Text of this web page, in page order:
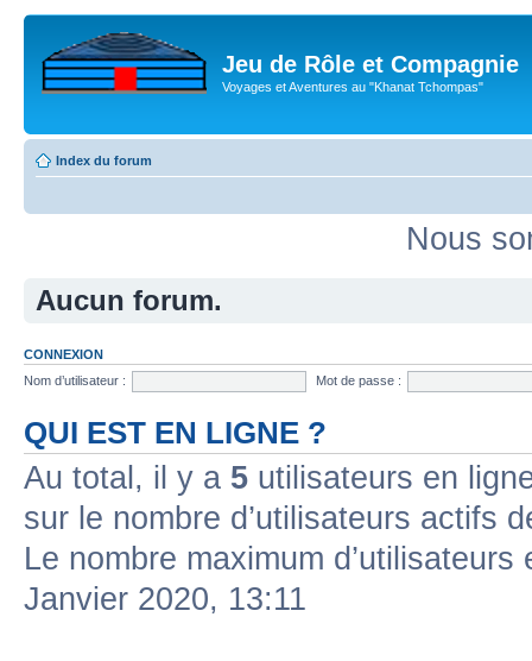
Jeu de Rôle et Compagnie
Voyages et Aventures au "Khanat Tchompas"
Index du forum
Nous
Aucun forum.
CONNEXION
Nom d’utilisateur :
Mot de passe :
QUI EST EN LIGNE ?
Au total, il y a 5 utilisateurs en
sur le nombre d’utilisateurs actifs
Le nombre maximum
Janvier 2020, 13:11